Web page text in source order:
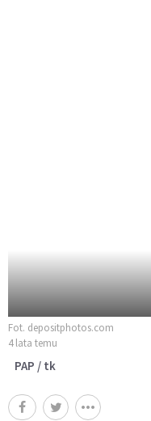
Fot. depositphotos.com
4 lata temu
PAP / tk